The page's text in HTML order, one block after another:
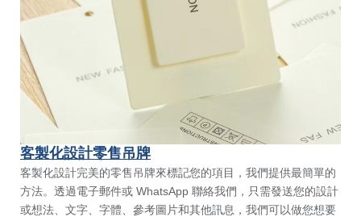
客製化設計零售吊牌
客製化設計完美的零售吊牌來標記您的項目，我們提供最簡單的
方法。透過電子郵件或 WhatsApp 聯絡我們，只需發送您的設計
或想法、文字、字體、參考圖片和其他訊息，我們可以做您想要